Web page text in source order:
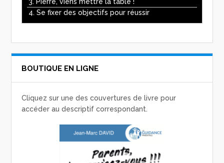
4. Se fixer des objectifs pour réussir
BOUTIQUE EN LIGNE
Cliquez sur une des couvertures de livre pour
accéder au descriptif correspondant.